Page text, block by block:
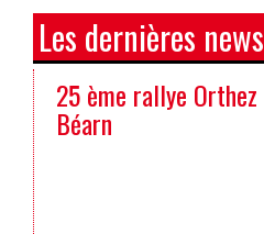
Les dernières news
25 ème rallye Orthez
Béarn